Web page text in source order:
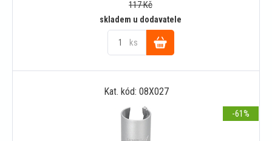
117Kč
skladem u dodavatele
ks
Do
košíku
Kat. kód: 08X027
-61